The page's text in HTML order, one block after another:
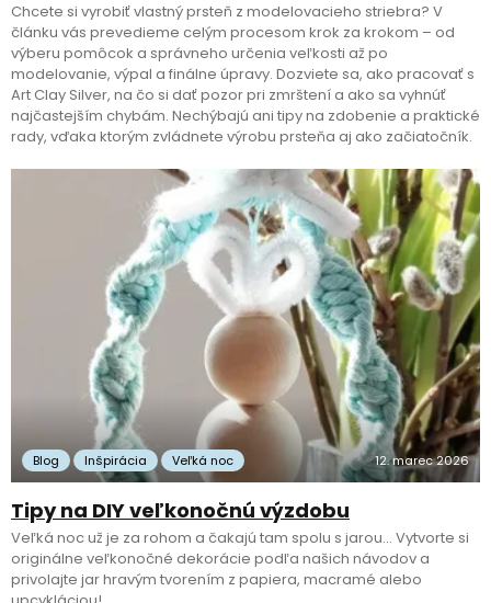
Chcete si vyrobiť vlastný prsteň z modelovacieho striebra? V
článku vás prevedieme celým procesom krok za krokom – od
výberu pomôcok a správneho určenia veľkosti až po
modelovanie, výpal a finálne úpravy. Dozviete sa, ako pracovať s
Art Clay Silver, na čo si dať pozor pri zmrštení a ako sa vyhnúť
najčastejším chybám. Nechýbajú ani tipy na zdobenie a praktické
rady, vďaka ktorým zvládnete výrobu prsteňa aj ako začiatočník.
Blog Inšpirácia Veľká noc 12. marec 2026
Tipy na DIY veľkonočnú výzdobu
Veľká noc už je za rohom a čakajú tam spolu s jarou… Vytvorte si
originálne veľkonočné dekorácie podľa našich návodov a
privolajte jar hravým tvorením z papiera, macramé alebo